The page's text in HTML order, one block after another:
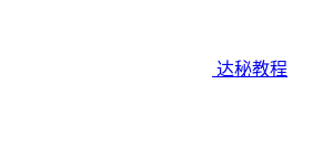
达秘教程